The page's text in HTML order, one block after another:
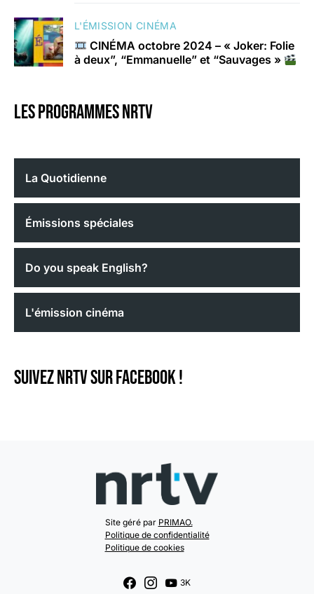
L'ÉMISSION CINÉMA
CINÉMA octobre 2024 – « Joker: Folie
à deux”, “Emmanuelle” et “Sauvages »
Les programmes nrtv
La Quotidienne
Émissions spéciales
Do you speak English?
L'émission cinéma
Suivez NRTV sur Facebook !
Site géré par PRIMAO.
Politique de confidentialité
Politique de cookies
3K